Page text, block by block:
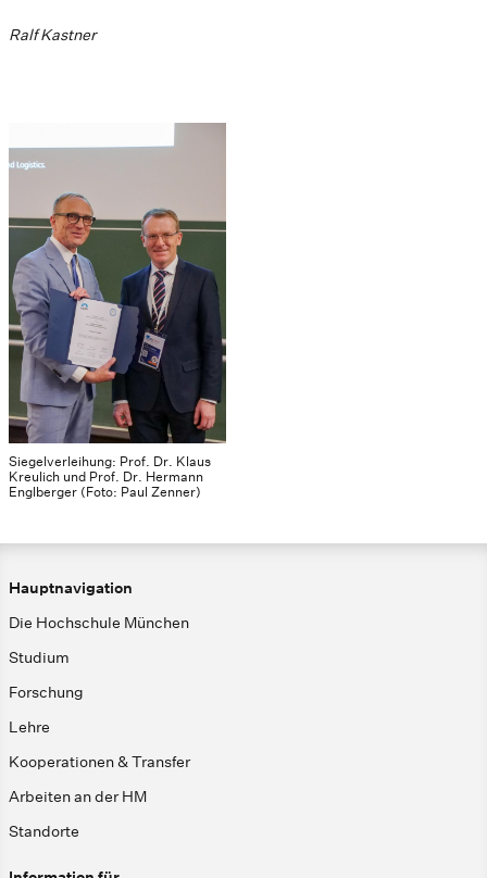
Ralf Kastner
Siegelverleihung: Prof. Dr. Klaus
Kreulich und Prof. Dr. Hermann
Englberger (Foto: Paul Zenner)
Hauptnavigation
Die Hochschule München
Studium
Forschung
Lehre
Kooperationen & Transfer
Arbeiten an der HM
Standorte